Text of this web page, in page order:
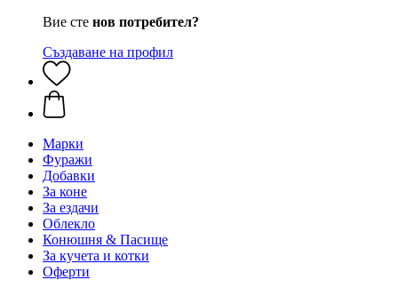
Вие сте нов потребител?
Създаване на профил
Марки
Фуражи
Добавки
За коне
За ездачи
Облекло
Конюшня & Пасище
За кучета и котки
Оферти